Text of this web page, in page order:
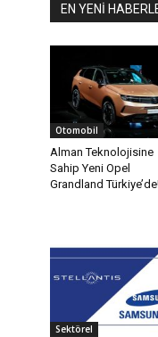
EN YENİ
Otomobil
Alman Teknolojisine
Sahip Yeni Opel
Grandland
Sektörel